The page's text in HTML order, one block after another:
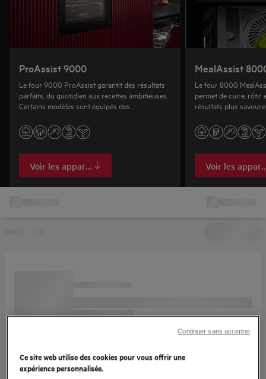
ProAssist 9000
Le four 9000 ProAssist garantit des résultats
parfaits, du quotidien aux recettes ambitieuses.
Certains modèles sont équipés des
Voir les appareils
MealAssist
Le four 8000
permet de cuire, rôtir
résultats plus
Voir les
Ce site web utilise des cookies pour vous offrir une
expérience personnalisée.
Continuer sans accepter